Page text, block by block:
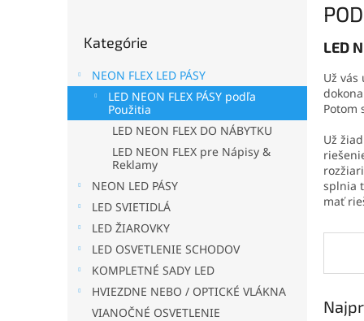
p
n
kategórie
Kategórie
NEON FLEX LED PÁSY
LED NEON FLEX PÁSY podľa
Použitia
LED NEON FLEX DO NÁBYTKU
LED NEON FLEX pre Nápisy &
Reklamy
NEON LED PÁSY
LED SVIETIDLÁ
LED ŽIAROVKY
LED OSVETLENIE SCHODOV
KOMPLETNÉ SADY LED
HVIEZDNE NEBO / OPTICKÉ VLÁKNA
VIANOČNÉ OSVETLENIE
LED
Už
Potom
Už
splnia
mať